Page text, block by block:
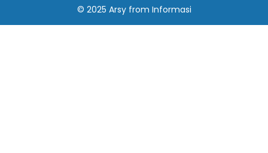
© 2025 Arsyfrom Informasi